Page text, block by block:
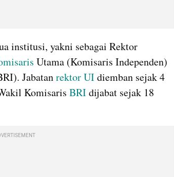
institusi, yakni sebagai Rektor
Utama (Komisaris Independen)
Jabatan rektor UI diemban sejak 4
Komisaris BRI dijabat sejak 18